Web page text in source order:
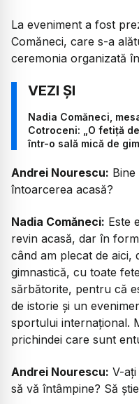
La eveniment a fost
Comăneci, care s-a
ceremonia organizată
Nadia Comăneci,
Cotroceni: „O fetiță
într-o sală mică de
Andrei Nourescu:
întoarcerea acasă?
Nadia Comăneci: Este
revin acasă, dar în
când am plecat de aici,
gimnastică, cu toate
sărbătorite, pentru că
de istorie și un
sportului internațional.
prichindei care sunt
Andrei Nourescu: V-
să vă întâmpine? Să